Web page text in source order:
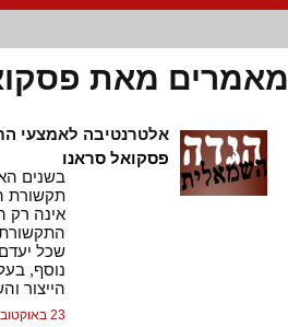
מאמרים מאת
אלטרנטיבה לאמצעי
פסקואל סראנו
בשנים
תקשורת
אינה רק
התקשורת
שכל יעדם
נוסף,
הייצור
23 באוקטובר, 2005